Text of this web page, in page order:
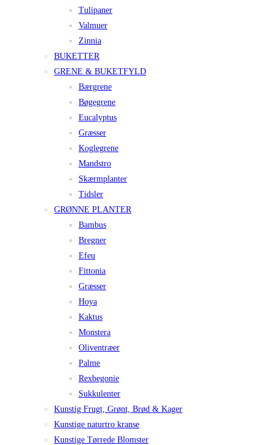
Tulipaner
Valmuer
Zinnia
BUKETTER
GRENE & BUKETFYLD
Bærgrene
Bøgegrene
Eucalyptus
Græsser
Koglegrene
Mandstro
Skærmplanter
Tidsler
GRØNNE PLANTER
Bambus
Bregner
Efeu
Fittonia
Græsser
Hoya
Kaktus
Monstera
Oliventræer
Palme
Rexbegonie
Sukkulenter
Kunstig Frugt, Grønt, Brød & Kager
Kunstige naturtro kranse
Kunstige Tørrede Blomster